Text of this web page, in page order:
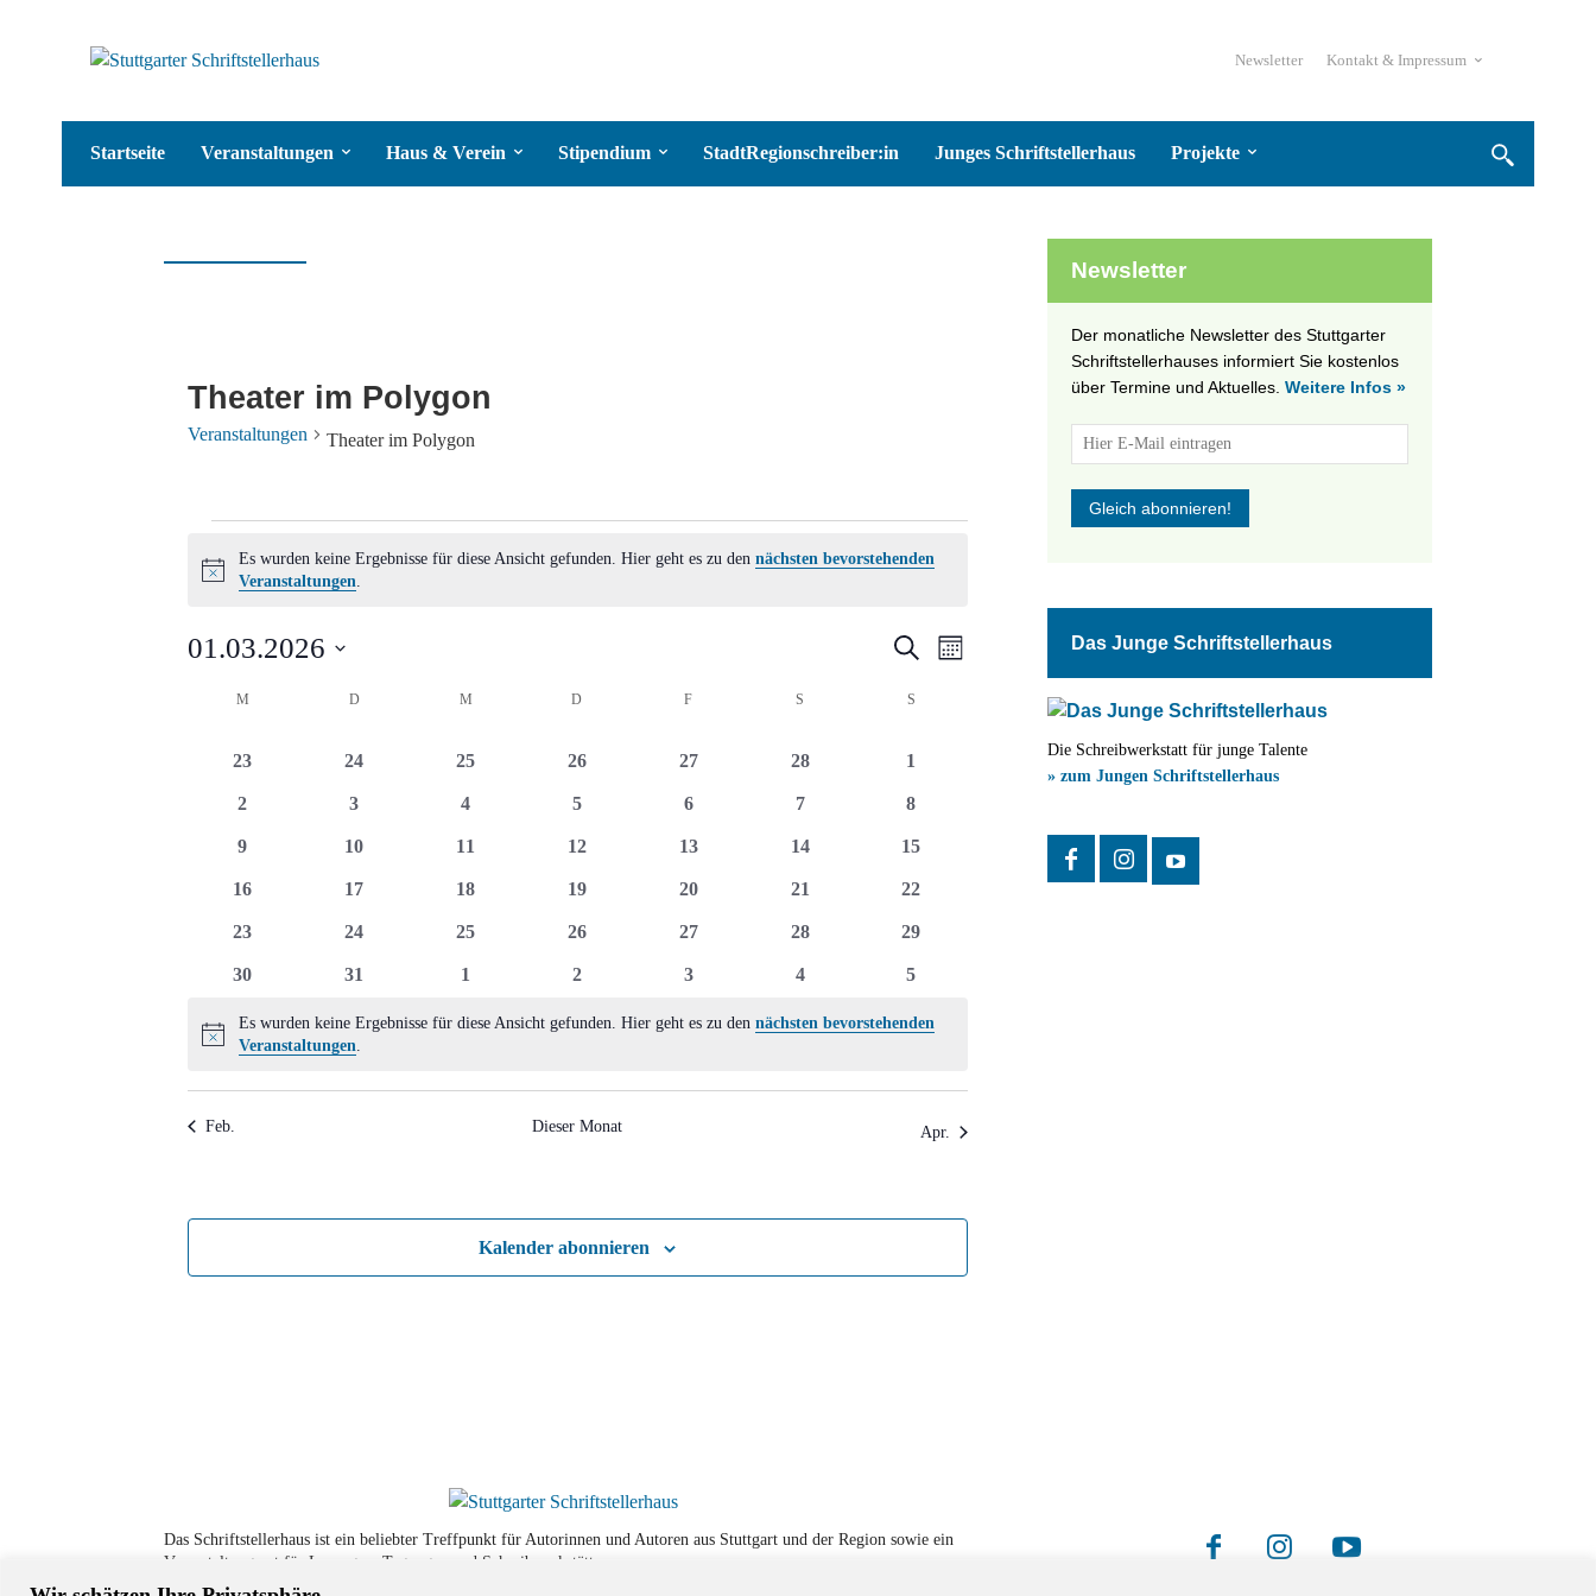
Newsletter Kontakt & Impressum
Startseite Veranstaltungen Haus & Verein Stipendium StadtRegionschreiber:in Junges Schriftstellerhaus Projekte
Theater im Polygon
Veranstaltungen Theater im Polygon
Hinweis
Es wurden keine Ergebnisse für diese Ansicht gefunden. Hier geht es zu den nächsten bevorstehenden
Veranstaltungen.
Veranstaltungen
Suche
Ansichten,
Navigation
SucheVeranstaltung
Ansichten-
Navigation
Monat
01.03.2026
Kalender
von
Veranstaltungen
M DDIENSTAG M D F S S
0
23
0
24
0
25
0
26
0
27
0
28
0
1
0
2
0
3
0
4
0
5
0
6
0
7
0
8
0
9
0
10
0
11
0
12
0
13
0
14
0
15
0
16
0
17
0
18
0
19
0
20
0
21
0
22
0
23
0
24
0
25
0
26
0
27
0
28
0
29
0
30
0
31
0
1
0
2
0
3
0
4
0
5
Hinweis
Es wurden keine Ergebnisse für diese Ansicht gefunden. Hier geht es zu den nächsten bevorstehenden
Veranstaltungen.
Feb. Dieser Monat Apr.
Kalender abonnieren
Newsletter
Der monatliche Newsletter des Stuttgarter
Schriftstellerhauses informiert Sie kostenlos
über Termine und Aktuelles. Weitere Infos »
Das Junge Schriftstellerhaus
Die Schreibwerkstatt für junge Talente
» zum Jungen Schriftstellerhaus
Das Schriftstellerhaus ist ein beliebter Treffpunkt für Autorinnen und Autoren aus Stuttgart und der Region sowie ein
Veranstaltungsort für Lesungen, Tagungen und Schreibwerkstätten.